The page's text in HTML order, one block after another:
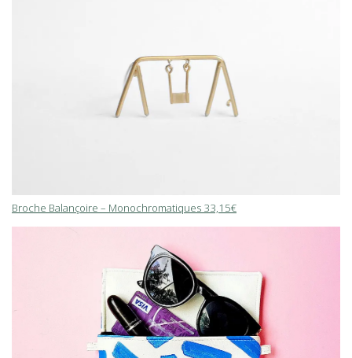
Broche Balançoire – Monochromatiques 33,15€